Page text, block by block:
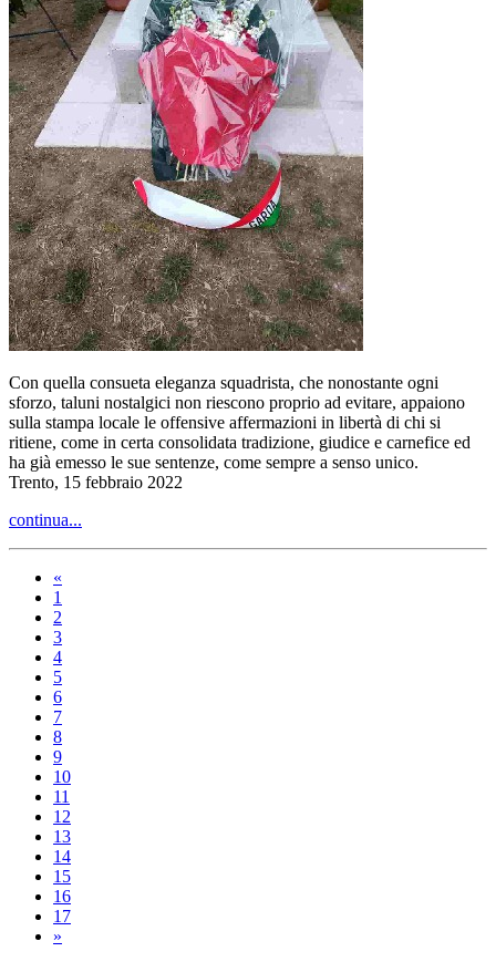
Con quella consueta eleganza squadrista, che nonostante ogni
sforzo, taluni nostalgici non riescono proprio ad evitare, appaiono
sulla stampa locale le offensive affermazioni in libertà di chi si
ritiene, come in certa consolidata tradizione, giudice e carnefice ed
ha già emesso le sue sentenze, come sempre a senso unico.
Trento, 15 febbraio 2022
continua...
«
1
2
3
4
5
6
7
8
9
10
11
12
13
14
15
16
17
»